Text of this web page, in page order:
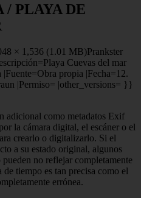
/ PLAYA DE
× 1,536 (1.01 MB)Prankster
Cuevas del mar
propia |Fecha=12.
|Permiso= |other_versions= }}
adicional como metadatos Exif
la cámara digital, el escáner o el
crearlo o digitalizarlo. Si el
a su estado original, algunos
no reflejar completamente
tiempo es tan precisa como el
errónea.